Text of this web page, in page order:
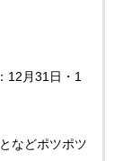
12月31日・1
などポツポツ